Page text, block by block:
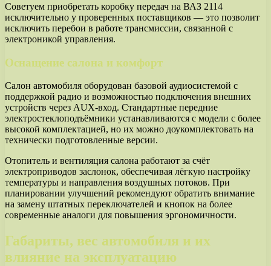
Советуем приобретать коробку передач на ВАЗ 2114
исключительно у проверенных поставщиков — это позволит
исключить перебои в работе трансмиссии, связанной с
электроникой управления.
Оснащение салона и комфорт
Салон автомобиля оборудован базовой аудиосистемой с
поддержкой радио и возможностью подключения внешних
устройств через AUX-вход. Стандартные передние
электростеклоподъёмники устанавливаются с модели с более
высокой комплектацией, но их можно доукомплектовать на
технически подготовленные версии.
Отопитель и вентиляция салона работают за счёт
электроприводов заслонок, обеспечивая лёгкую настройку
температуры и направления воздушных потоков. При
планировании улучшений рекомендуют обратить внимание
на замену штатных переключателей и кнопок на более
современные аналоги для повышения эргономичности.
Габариты, вес автомобиля и их
влияние на эксплуатацию